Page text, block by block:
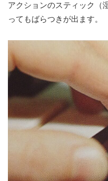
アクションのスティック（
ってもばらつきが出ます。